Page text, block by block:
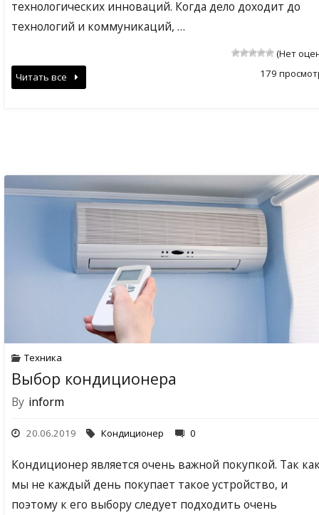
технологических инноваций. Когда дело доходит до
технологий и коммуникаций, …
(Нет
179
Читать все
Техника
Выбор кондиционера
By inform
20.06.2019 Кондиционер 0
Кондиционер является очень важной покупкой. Так
мы не каждый день покупает такое устройство, и
поэтому к его выбору следует подходить очень